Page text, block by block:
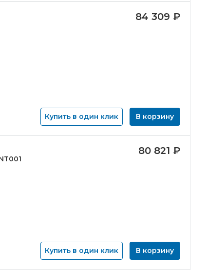
84 309 ₽
Купить в один клик В корзину
80 821 ₽
Купить в один клик В корзину